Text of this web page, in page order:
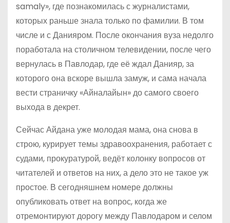
samaly», где познакомилась с журналистами,
которых раньше знала только по фамилии. В том
числе и с Данияром. После окончания вуза недолго
поработала на столичном телевидении, после чего
вернулась в Павлодар, где её ждал Данияр, за
которого она вскоре вышла замуж, и сама начала
вести страничку «Айналайын» до самого своего
выхода в декрет.
Сейчас Айдана уже молодая мама, она снова в
строю, курирует темы здравоохранения, работает с
судами, прокуратурой, ведёт колонку вопросов от
читателей и ответов на них, а дело это не такое уж
простое. В сегодняшнем номере должны
опубликовать ответ на вопрос, когда же
отремонтируют дорогу между Павлодаром и селом